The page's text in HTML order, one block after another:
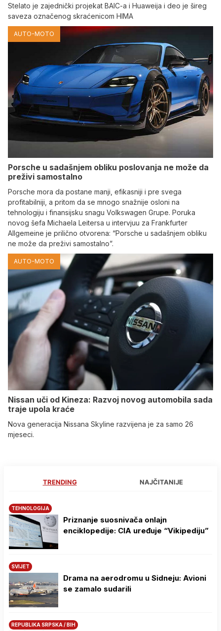
Stelato je zajednički projekat BAIC-a i Huaweija i deo je šireg
saveza označenog skraćenicom HIMA
AUTO-MOTO
Porsche u sadašnjem obliku poslovanja ne može da
preživi samostalno
Porsche mora da postane manji, efikasniji i pre svega
profitabilniji, a pritom da se mnogo snažnije osloni na
tehnologiju i finansijsku snagu Volkswagen Grupe. Poruka
novog šefa Michaela Leitersa u intervjuu za Frankfurter
Allgemeine je prilično otvorena: “Porsche u sadašnjem obliku
ne može da preživi samostalno”.
AUTO-MOTO
Nissan uči od Kineza: Razvoj novog automobila sada
traje upola kraće
Nova generacija Nissana Skyline razvijena je za samo 26
mjeseci.
TRENDING NAJČITANIJE
TEHNOLOGIJA
Priznanje suosnivača onlajn
enciklopedije: CIA uređuje “Vikipediju”
SVIJET
Drama na aerodromu u Sidneju: Avioni
se zamalo sudarili
REPUBLIKA SRPSKA / BIH